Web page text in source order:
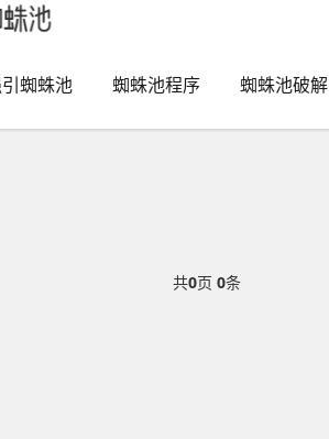
蜘蛛池 蜘蛛池程序 蜘蛛池破解
共0页0条